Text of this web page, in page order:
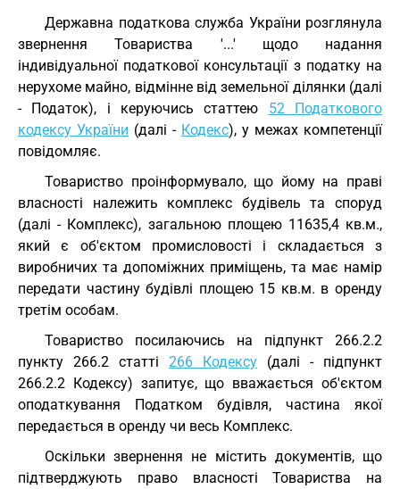
Державна податкова служба України розглянула
звернення Товариства '...' щодо надання
індивідуальної податкової консультації з податку на
нерухоме майно, відмінне від земельної ділянки (далі
- Податок), і керуючись статтею 52 Податкового
кодексу України (далі - Кодекс), у межах компетенції
повідомляє.
Товариство проінформувало, що йому на праві
власності належить комплекс будівель та споруд
(далі - Комплекс), загальною площею 11635,4 кв.м.,
який є об'єктом промисловості і складається з
виробничих та допоміжних приміщень, та має намір
передати частину будівлі площею 15 кв.м. в оренду
третім особам.
Товариство посилаючись на підпункт 266.2.2
пункту 266.2 статті 266 Кодексу (далі - підпункт
266.2.2 Кодексу) запитує, що вважається об'єктом
оподаткування Податком будівля, частина якої
передається в оренду чи весь Комплекс.
Оскільки звернення не містить документів, що
підтверджують право власності Товариства на